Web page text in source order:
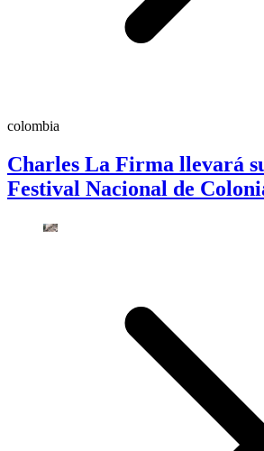
colombia
Charles La Firma llevará
Festival Nacional de